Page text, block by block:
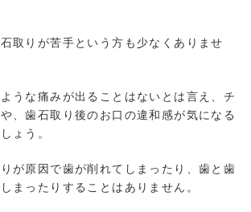
取りが苦手という方も少なくありませ
うな痛みが出ることはないとは言え、チ
、歯石取り後のお口の違和感が気になる
ょう。
が原因で歯が削れてしまったり、歯と歯
まったりすることはありません。